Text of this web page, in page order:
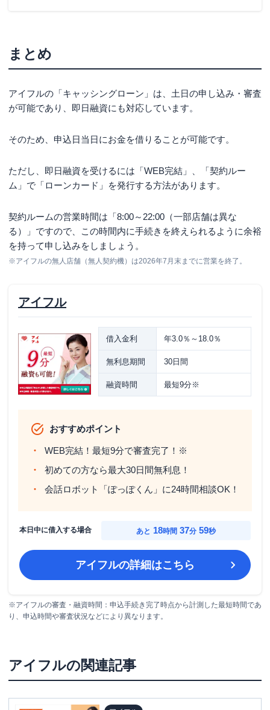
まとめ
アイフルの「キャッシングローン」は、土日の申し込み・審査
が可能であり、即日融資にも対応しています。
そのため、申込日当日にお金を借りることが可能です。
ただし、即日融資を受けるには「WEB完結」、「契約ルー
ム」で「ローンカード」を発行する方法があります。
契約ルームの営業時間は「8:00～22:00（一部店舗は異な
る）」ですので、この時間内に手続きを終えられるように余裕
を持って申し込みをしましょう。
※アイフルの無人店舗（無人契約機）は2026年7月末までに営業を終了。
アイフル
借入金利 年3.0％～18.0％
無利息期間 30日間
融資時間 最短9分※
おすすめポイント
WEB完結！最短9分で審査完了！※
初めての方なら最大30日間無利息！
会話ロボット「ぽっぽくん」に24時間相談OK！
本日中に借入する場合 あと 18時間 37分 58秒
アイフルの詳細はこちら
※アイフルの審査・融資時間：申込手続き完了時点から計測した最短時間であ
り、申込時間や審査状況などにより異なります。
アイフルの関連記事